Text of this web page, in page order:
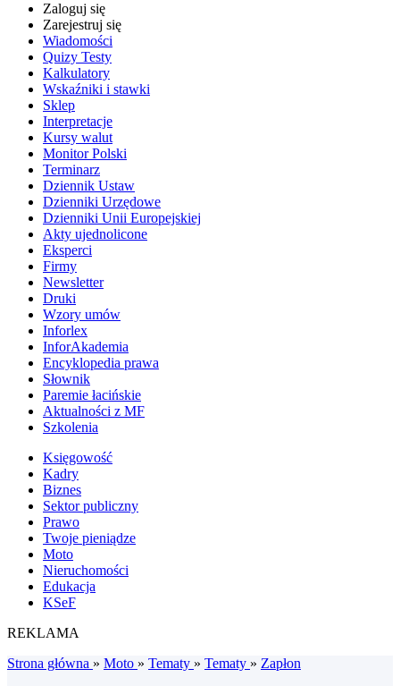
Zaloguj się
Zarejestruj się
Wiadomości
Quizy Testy
Kalkulatory
Wskaźniki i stawki
Sklep
Interpretacje
Kursy walut
Monitor Polski
Terminarz
Dziennik Ustaw
Dzienniki Urzędowe
Dzienniki Unii Europejskiej
Akty ujednolicone
Eksperci
Firmy
Newsletter
Druki
Wzory umów
Inforlex
InforAkademia
Encyklopedia prawa
Słownik
Paremie łacińskie
Aktualności z MF
Szkolenia
Księgowość
Kadry
Biznes
Sektor publiczny
Prawo
Twoje pieniądze
Moto
Nieruchomości
Edukacja
KSeF
REKLAMA
Strona główna » Moto » Tematy » Tematy » Zapłon